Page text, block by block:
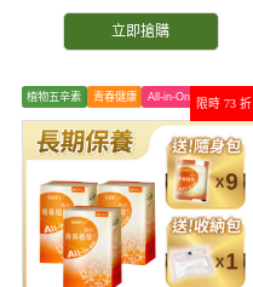
立即搶購
限時 73 折
植物五辛素 青春健康 All-in-One